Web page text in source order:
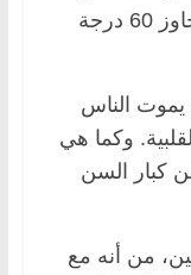
الصحاري المحيطة بها، يمكن أن تتجاوز 60 درجة
يموت الناس
وكما هي
كبار السن
من أنه مع